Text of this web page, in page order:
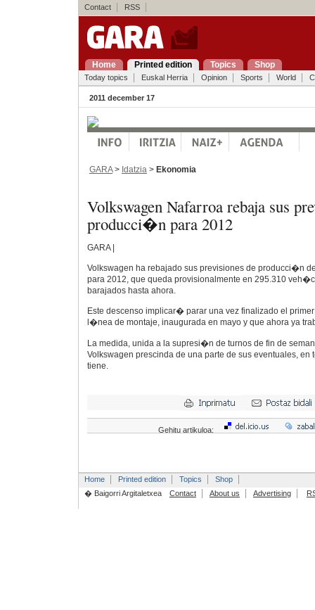
Contact RSS
Home Printed edition Topics Shop
Today topics Euskal Herria Opinion Sports World
2011 december 17
GARA> Idatzia > Ekonomia
Volkswagen Nafarroa rebaja sus
producci�n para 2012
GARA |
Volkswagen ha rebajado sus previsiones de producci�n
para 2012, que queda provisionalmente en 295.310
barajados hasta ahora.
Este descenso implicar� parar una vez finalizado el
l�nea de montaje, inaugurada en mayo y que ahora ya
La medida, unida a la supresi�n de turnos de fin de
Volkswagen prescinda de una parte de sus eventuales, en
tiene.
Gehitu artikuloa:
Home Printed edition Topics
Shop
� Baigorri Argitaletxea
Contact About us Advertising